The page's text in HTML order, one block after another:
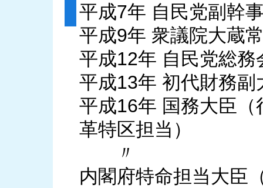
平成7年 自民党副幹
平成9年 衆議院大蔵
平成12年 自民党総
平成13年 初代財務副
平成16年 国務大臣
革特区担当）
〃
内閣府特命担当大臣